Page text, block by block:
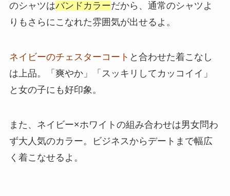
のシャツはバンドカラーだから、通常のシャツよ
りもさらにこなれた雰囲気が出せるよ。
ネイビーのチェスターコート と合わせた着こなし
は上品。「爽やか」「スッキリしてカッコイイ」
と女の子にも好印象。
また、ネイビー×ホワイトの組み合わせは男女問わ
ず大人気のカラー。ビジネスからデートまで幅広
く着こなせるよ。